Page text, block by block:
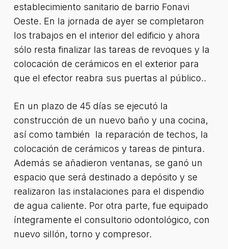
establecimiento sanitario de barrio Fonavi
Oeste. En la jornada de ayer se completaron
los trabajos en el interior del edificio y ahora
sólo resta finalizar las tareas de revoques y la
colocación de cerámicos en el exterior para
que el efector reabra sus puertas al público..
En un plazo de 45 días se ejecutó la
construcción de un nuevo baño y una cocina,
así como también la reparación de techos, la
colocación de cerámicos y tareas de pintura.
Además se añadieron ventanas, se ganó un
espacio que será destinado a depósito y se
realizaron las instalaciones para el dispendio
de agua caliente. Por otra parte, fue equipado
íntegramente el consultorio odontológico, con
nuevo sillón, torno y compresor.